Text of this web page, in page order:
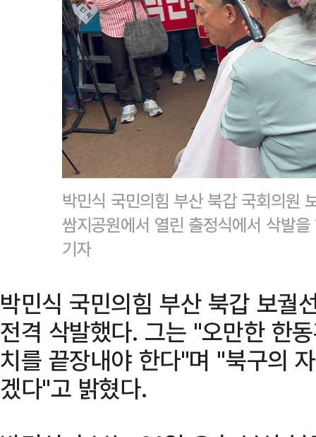
박민식 국민의힘 부산 북갑 국회의원
쌈지공원에서 열린 출정식에서 삭발
기자
박민식 국민의힘 부산 북갑 보궐
전격 삭발했다. 그는 "오만한 한
치를 끝장내야 한다"며 "북구의
겠다"고 밝혔다.